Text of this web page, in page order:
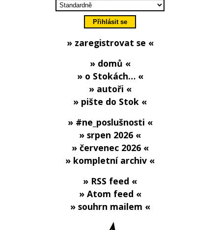
» zaregistrovat se «
» domů «
» o Stokách… «
» autoři «
» pište do Stok «
» #ne_poslušnosti «
» srpen 2026 «
» červenec 2026 «
» kompletní archiv «
» RSS feed «
» Atom feed «
» souhrn mailem «